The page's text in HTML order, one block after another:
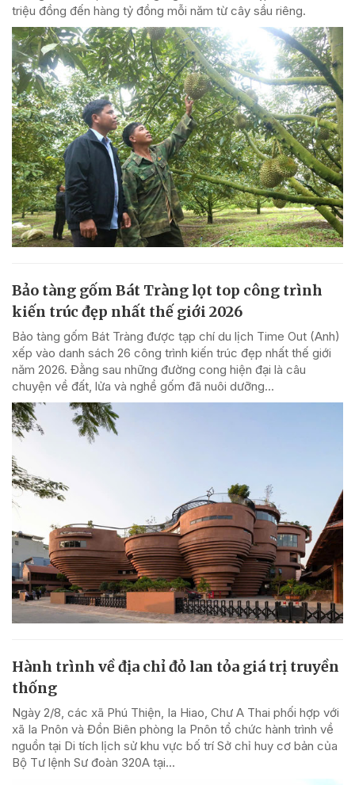
triệu đồng đến hàng tỷ đồng mỗi năm từ cây sầu riêng.
Bảo tàng gốm Bát Tràng lọt top công trình
kiến trúc đẹp nhất thế giới 2026
Bảo tàng gốm Bát Tràng được tạp chí du lịch Time Out (Anh)
xếp vào danh sách 26 công trình kiến trúc đẹp nhất thế giới
năm 2026. Đằng sau những đường cong hiện đại là câu
chuyện về đất, lửa và nghề gốm đã nuôi dưỡng...
Hành trình về địa chỉ đỏ lan tỏa giá trị truyền
thống
Ngày 2/8, các xã Phú Thiện, Ia Hiao, Chư A Thai phối hợp với
xã Ia Pnôn và Đồn Biên phòng Ia Pnôn tổ chức hành trình về
nguồn tại Di tích lịch sử khu vực bố trí Sở chỉ huy cơ bản của
Bộ Tư lệnh Sư đoàn 320A tại...